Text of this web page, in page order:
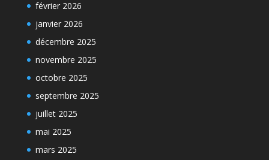
février 2026
janvier 2026
décembre 2025
novembre 2025
octobre 2025
septembre 2025
juillet 2025
mai 2025
mars 2025